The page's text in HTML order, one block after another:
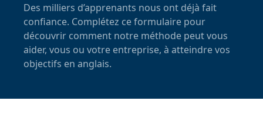
Des milliers d’apprenants nous ont déjà fait
confiance. Complétez ce formulaire pour
découvrir comment notre méthode peut vous
aider, vous ou votre entreprise, à atteindre vos
objectifs en anglais.